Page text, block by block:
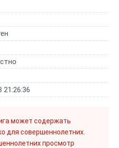
может содержать
для совершеннолетних.
просмотр